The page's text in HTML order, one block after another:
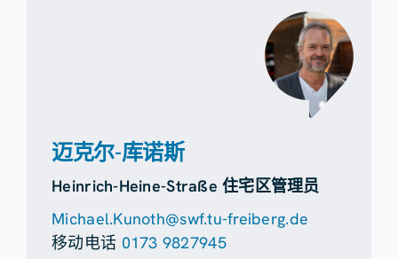
迈克尔-库诺斯
Heinrich-Heine-Straße 住宅区管理员
Michael.Kunoth@swf.tu-freiberg.de
移动电话 0173 9827945